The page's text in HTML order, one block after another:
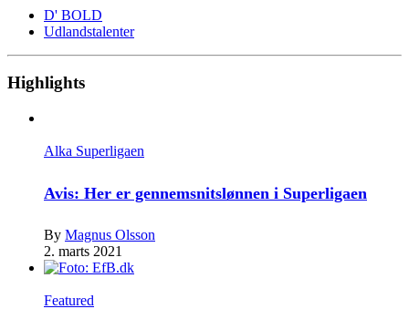
D' BOLD
Udlandstalenter
Highlights
Alka Superligaen
Avis: Her er gennemsnitslønnen i Superligaen
By Magnus Olsson
2. marts 2021
Featured